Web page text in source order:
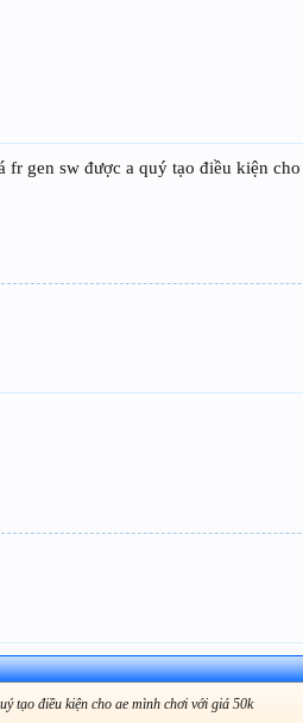
gen sw được a quý tạo điều kiện
tạo điều kiện cho ae mình chơi với giá 50k